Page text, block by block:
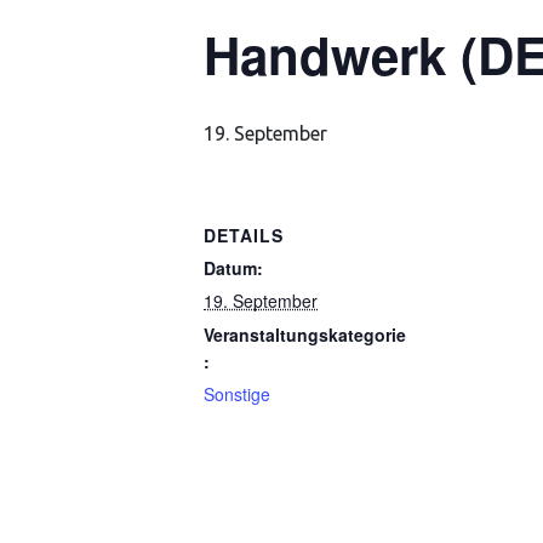
Handwerk
19. September
DETAILS
Datum:
19. September
Veranstaltungskategorie
:
Sonstige